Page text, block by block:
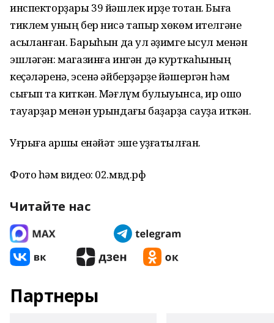
инспекторҙары 39 йәшлек ирҙе тотҡан. Быға
тиклем уның бер нисә тапҡыр хөкөм ителгәне
асыҡланған. Барыһын да ул ҡәҙимге ысул менән
эшләгән: магазинға ингән дә курткаһының
кеҫәләренә, эсенә әйберҙәрҙе йәшергән һәм
сығып та киткән. Мәғлүм булыуынса, ир ошо
тауарҙар менән урындағы баҙарҙа сауҙа иткән.
Уғрыға ҡаршы енәйәт эше ҡуҙғатылған.
Фото һәм видео: 02.мвд.рф
Читайте нас
Партнеры